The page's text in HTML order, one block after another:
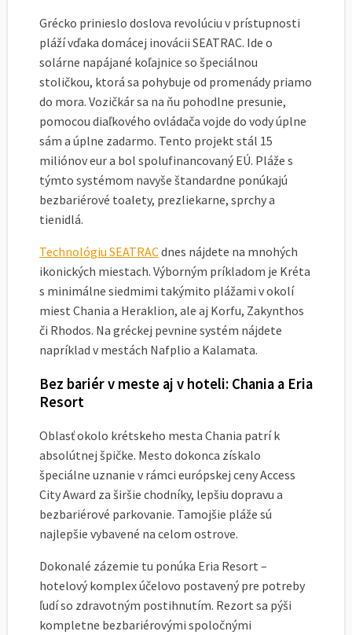
Grécko prinieslo doslova revolúciu v prístupnosti
pláží vďaka domácej inovácii SEATRAC. Ide o
solárne napájané koľajnice so špeciálnou
stoličkou, ktorá sa pohybuje od promenády priamo
do mora. Vozičkár sa na ňu pohodlne presunie,
pomocou diaľkového ovládača vojde do vody úplne
sám a úplne zadarmo. Tento projekt stál 15
miliónov eur a bol spolufinancovaný EÚ. Pláže s
týmto systémom navyše štandardne ponúkajú
bezbariérové toalety, prezliekarne, sprchy a
tienidlá.
Technológiu SEATRACdnes nájdete na mnohých
ikonických miestach. Výborným príkladom je Kréta
s minimálne siedmimi takýmito plážami v okolí
miest Chania a Heraklion, ale aj Korfu, Zakynthos
či Rhodos. Na gréckej pevnine systém nájdete
napríklad v mestách Nafplio a Kalamata.
Bez bariér v meste aj v hoteli: Chania a Eria
Resort
Oblasť okolo krétskeho mesta Chania patrí k
absolútnej špičke. Mesto dokonca získalo
špeciálne uznanie v rámci európskej ceny Access
City Award za širšie chodníky, lepšiu dopravu a
bezbariérové parkovanie. Tamojšie pláže sú
najlepšie vybavené na celom ostrove.
Dokonalé zázemie tu ponúka Eria Resort –
hotelový komplex účelovo postavený pre potreby
ľudí so zdravotným postihnutím. Rezort sa pýši
kompletne bezbariérovými spoločnými